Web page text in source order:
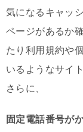
気になるキャッ
ページがあるか
たり利用規約や
いるようなサイ
さらに、
固定電話番号が